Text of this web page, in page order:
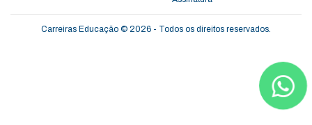
Carreiras Educação © 2026 - Todos os direitos reservados.